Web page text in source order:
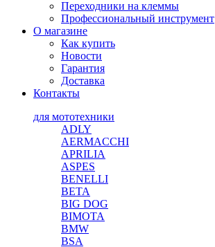
Переходники на клеммы
Профессиональный инструмент
О магазине
Как купить
Новости
Гарантия
Доставка
Контакты
для мототехники
ADLY
AERMACCHI
APRILIA
ASPES
BENELLI
BETA
BIG DOG
BIMOTA
BMW
BSA